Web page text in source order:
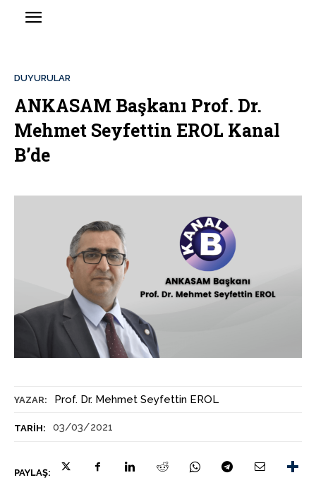
YAZAR: Prof. Dr. Mehmet Seyfettin EROL
TARIH: 03/03/2021
PAYLAŞ:
DUYURULAR
ANKASAM Başkanı Prof. Dr.
Mehmet Seyfettin EROL Kanal
B’de